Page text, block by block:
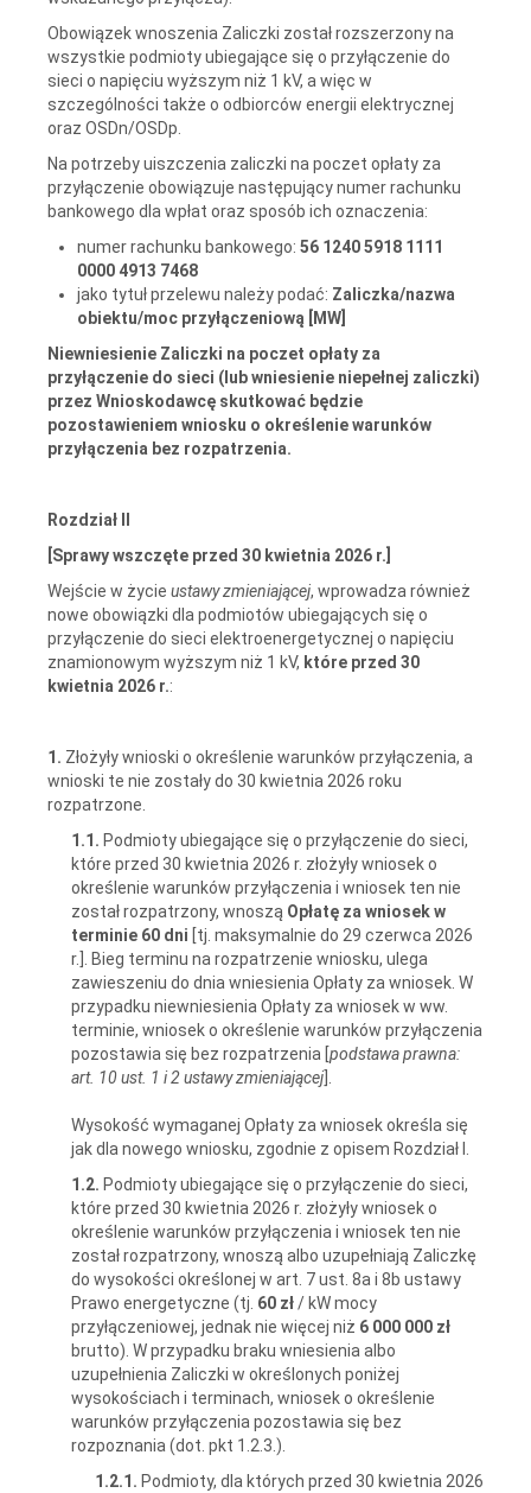
Obowiązek wnoszenia Zaliczki został rozszerzony na
wszystkie podmioty ubiegające się o przyłączenie do
sieci o napięciu wyższym niż 1 kV, a więc w
szczególności także o odbiorców energii elektrycznej
oraz OSDn/OSDp.
Na potrzeby uiszczenia zaliczki na poczet opłaty za
przyłączenie obowiązuje następujący numer rachunku
bankowego dla wpłat oraz sposób ich oznaczenia:
numer rachunku bankowego: 56 1240 5918 1111
0000 4913 7468
jako tytuł przelewu należy podać: Zaliczka/nazwa
obiektu/moc przyłączeniową [MW]
Niewniesienie Zaliczki na poczet opłaty za
przyłączenie do sieci ( lub wniesienie niepełnej zaliczki)
przez Wnioskodawcę skutkować będzie
pozostawieniem wniosku o określenie warunków
przyłączenia bez rozpatrzenia.
Rozdział II
[Sprawywszczęte przed 30 kwietnia 2026 r.]
Wejście w życie ustawy zmieniającej, wprowadza również
nowe obowiązki dla podmiotów ubiegających się o
przyłączenie do sieci elektroenergetycznej o napięciu
znamionowym wyższym niż 1 kV, które przed 30
kwietnia 2026 r.:
1. Złożyły wnioski o określenie warunków przyłączenia, a
wnioski te nie zostały do 30 kwietnia 2026 roku
rozpatrzone.
1.1. Podmioty ubiegające się o przyłączenie do sieci,
które przed 30 kwietnia 2026 r. złożyły wniosek o
określenie warunków przyłączenia i wniosek ten nie
został rozpatrzony, wnoszą Opłatę za wniosekw
terminie 60 dni [tj. maksymalnie do 29 czerwca 2026
r.]. Bieg terminu na rozpatrzenie wniosku, ulega
zawieszeniu do dnia wniesienia Opłaty za wniosek. W
przypadku niewniesienia Opłaty za wniosek w ww.
terminie, wniosek o określenie warunków przyłączenia
pozostawia się bez rozpatrzenia [ podstawa prawna:
art. 10 ust. 1 i 2 ustawy zmieniającej].
Wysokość wymaganej Opłaty za wniosek określa się
jak dla nowego wniosku, zgodnie z opisem Rozdział I.
1.2. Podmioty ubiegające się o przyłączenie do sieci,
które przed 30 kwietnia 2026 r. złożyły wniosek o
określenie warunków przyłączenia i wniosek ten nie
został rozpatrzony, wnoszą albo uzupełniają Zaliczkę
do wysokości określonej w art. 7 ust. 8a i 8b ustawy
Prawo energetyczne (tj. 60 zł/ kW mocy
przyłączeniowej, jednak nie więcej niż 6 000 000 zł
brutto). W przypadku braku wniesienia albo
uzupełnienia Zaliczki w określonych poniżej
wysokościach i terminach, wniosek o określenie
warunków przyłączenia pozostawia się bez
rozpoznania (dot. pkt 1.2.3.).
1.2.1. Podmioty, dla których przed 30 kwietnia 2026